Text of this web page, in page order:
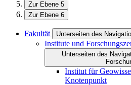
Zur Ebene 5
Zur Ebene 6
Fakultät Unterseiten des
Institute und
Unterseiten des
Institut für
Knotenpunkt